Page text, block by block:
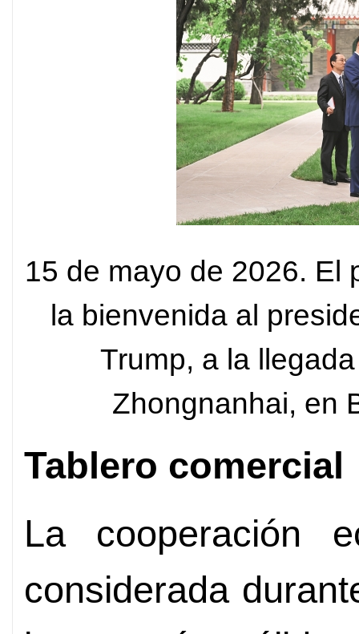
15 de mayo de 2026. El
la bienvenida al
Trump, a la
Zhongnanhai, en
Tablero comercial
La cooperación
considerada